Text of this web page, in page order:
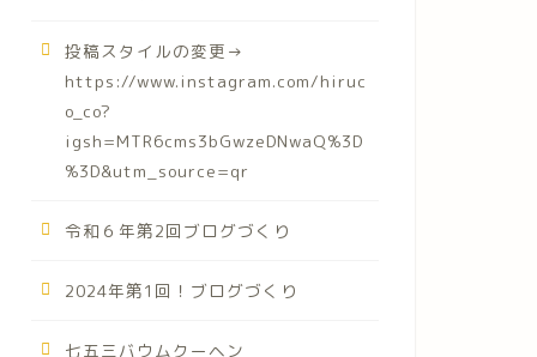
投稿スタイルの変更→
https://www.instagram.com/hiruc
o_co?
igsh=MTR6cms3bGwzeDNwaQ%3D
%3D&utm_source=qr
令和６年第2回ブログづくり
2024年第1回！ブログづくり
七五三バウムクーヘン